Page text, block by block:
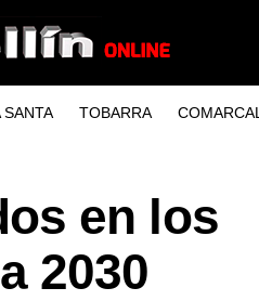
SANTA TOBARRA COMARCAL
en los
2030